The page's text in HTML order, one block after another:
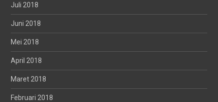
Juli 2018
Juni 2018
Mei 2018
April 2018
Maret 2018
Februari 2018